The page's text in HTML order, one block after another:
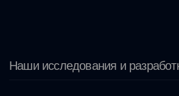
Наши исследования и